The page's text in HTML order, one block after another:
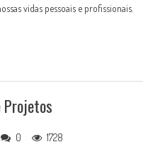
vidas pessoais e profissionais.
Projetos
0 1728